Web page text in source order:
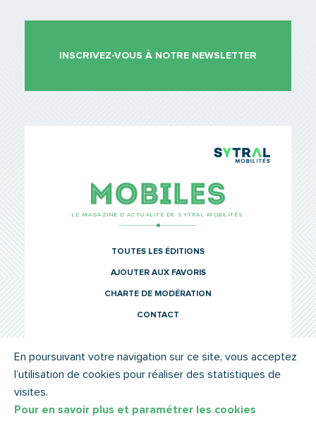
INSCRIVEZ-VOUS À NOTRE NEWSLETTER
LE MAGAZINE D’ACTUALITÉ DE SYTRAL MOBILITÉS
TOUTES LES ÉDITIONS
AJOUTER AUX FAVORIS
CHARTE DE MODÉRATION
CONTACT
© SYTRAL MOBILITÉS 2022 MENTIONS LÉGALES
En poursuivant votre navigation sur ce site, vous acceptez
l’utilisation de cookies pour réaliser des statistiques de
visites.
Pour en savoir plus et paramétrer les cookies